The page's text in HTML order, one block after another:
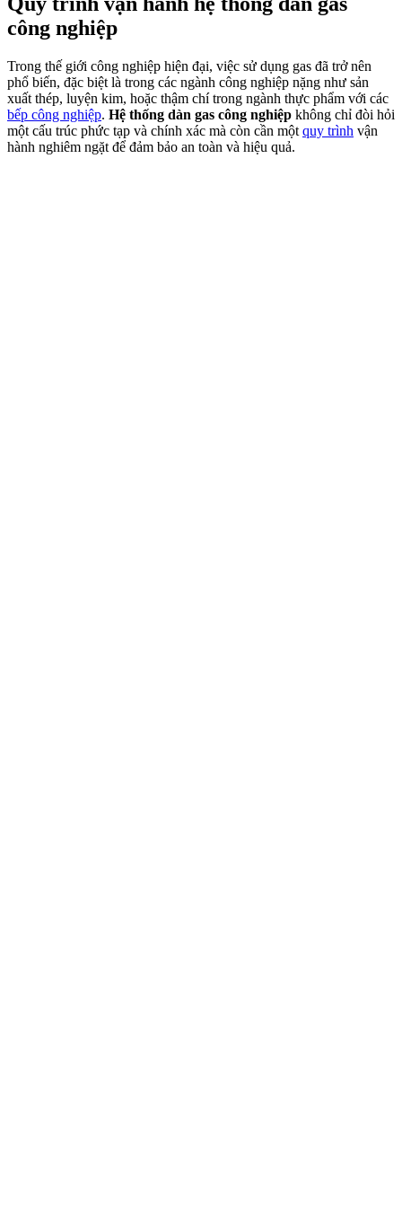
công nghiệp
Trong thế giới công nghiệp hiện đại, việc sử dụng gas đã trở nên
phổ biến, đặc biệt là trong các ngành công nghiệp nặng như sản
xuất thép, luyện kim, hoặc thậm chí trong ngành thực phẩm với các
bếp công nghiệp. Hệ thống dàn gas công nghiệp không chỉ đòi hỏi
một cấu trúc phức tạp và chính xác mà còn cần một quy trình vận
hành nghiêm ngặt để đảm bảo an toàn và hiệu quả.